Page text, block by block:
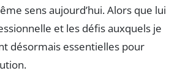
sens aujourd’hui. Alors que lui
et les défis auxquels je
désormais essentielles pour